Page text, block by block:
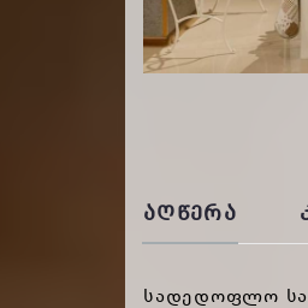
ᲐᲦᲬᲔᲠᲐ
სადედოფლო